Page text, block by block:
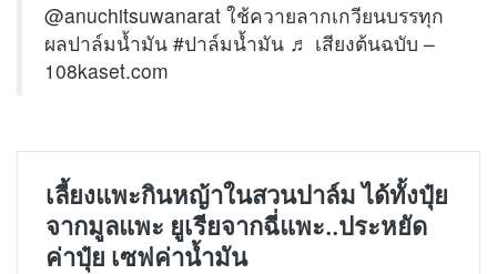
@anuchitsuwanarat ใช้ควายลากเกวียนบรรทุก
ผลปาล์มน้ำมัน #ปาล์มน้ำมัน ♬ เสียงต้นฉบับ –
108kaset.com